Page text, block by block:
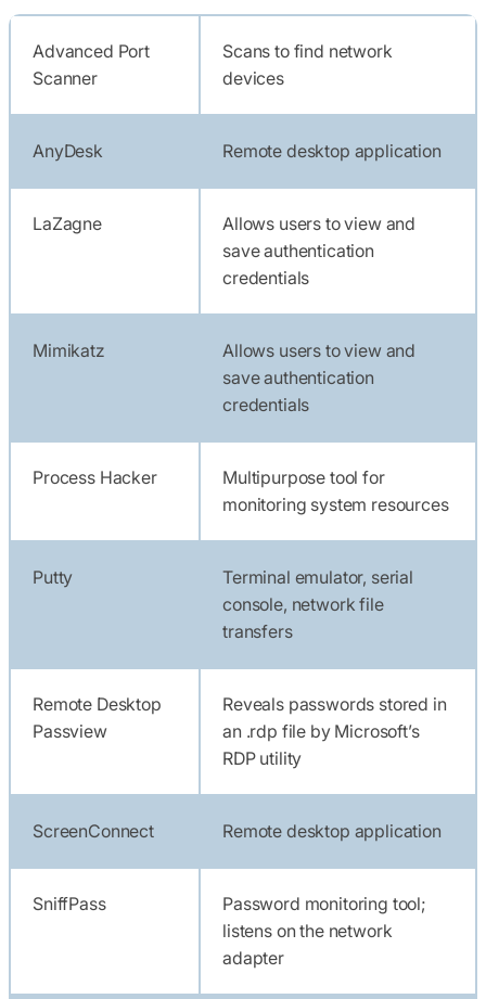
Advanced Port
Scanner
Scans to find network
devices
AnyDesk Remote desktop application
LaZagne
Allows users to view and
save authentication
credentials
Mimikatz
Allows users to view and
save authentication
credentials
Process Hacker
Multipurpose tool for
monitoring system resources
Putty
Terminal emulator, serial
console, network file
transfers
Remote Desktop
Passview
Reveals passwords stored in
an .rdp file by Microsoft’s
RDP utility
ScreenConnect Remote desktop application
SniffPass
Password monitoring tool;
listens on the network
adapter